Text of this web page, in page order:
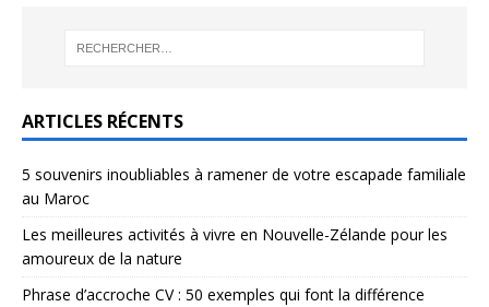
ARTICLES RÉCENTS
5 souvenirs inoubliables à ramener de votre escapade familiale
au Maroc
Les meilleures activités à vivre en Nouvelle-Zélande pour les
amoureux de la nature
Phrase d’accroche CV : 50 exemples qui font la différence